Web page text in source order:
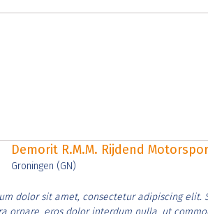
Demorit R.M.M. Rijdend
Groningen (GN)
dolor sit amet, consectetur adipiscing elit.
ornare, eros dolor interdum nulla, ut